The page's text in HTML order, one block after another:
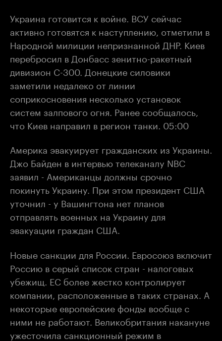
Украина готовится к войне. ВСУ сейчас
активно готовятся к наступлению, отметили в
Народной милиции непризнанной ДНР. Киев
перебросил в Донбасс зенитно-ракетный
дивизион С-300. Донецкие силовики
заметили недалеко от линии
соприкосновения несколько установок
систем залпового огня. Ранее сообщалось,
что Киев направил в регион танки. 05:00
Америка эвакуирует гражданских из Украины.
Джо Байден в интервью телеканалу NBC
заявил - Американцы должны срочно
покинуть Украину. При этом президент США
уточнил - у Вашингтона нет планов
отправлять военных на Украину для
эвакуации граждан США.
Новые санкции для России. Евросоюз включит
Россию в серый список стран - налоговых
убежищ. ЕС более жестко контролирует
компании, расположенные в таких странах. А
некоторые европейские фонды вообще с
ними не работают. Великобритания накануне
ужесточила санкционный режим в